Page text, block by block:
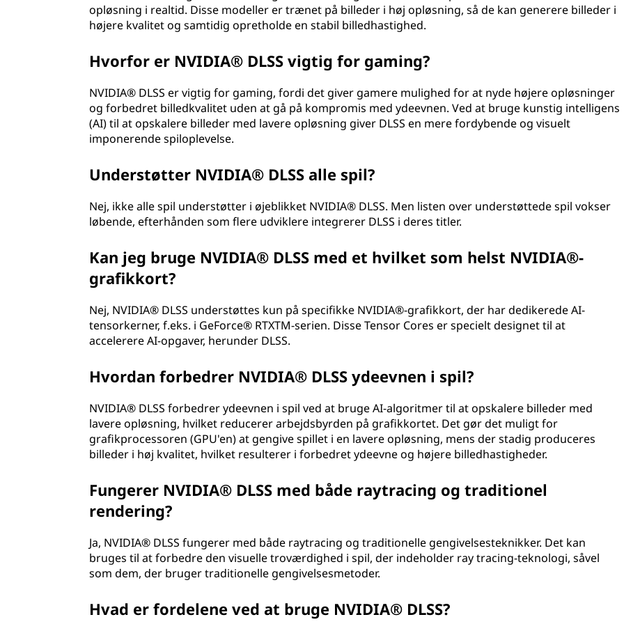
opløsning i realtid. Disse modeller er trænet på billeder i høj opløsning, så de kan generere billeder i
højere kvalitet og samtidig opretholde en stabil billedhastighed.
Hvorfor er NVIDIA® DLSS vigtig for gaming?
NVIDIA® DLSS er vigtig for gaming, fordi det giver gamere mulighed for at nyde højere opløsninger
og forbedret billedkvalitet uden at gå på kompromis med ydeevnen. Ved at bruge kunstig intelligens
(AI) til at opskalere billeder med lavere opløsning giver DLSS en mere fordybende og visuelt
imponerende spiloplevelse.
Understøtter NVIDIA® DLSS alle spil?
Nej, ikke alle spil understøtter i øjeblikket NVIDIA® DLSS. Men listen over understøttede spil vokser
løbende, efterhånden som flere udviklere integrerer DLSS i deres titler.
Kan jeg bruge NVIDIA® DLSS med et hvilket som helst NVIDIA®-
grafikkort?
Nej, NVIDIA® DLSS understøttes kun på specifikke NVIDIA®-grafikkort, der har dedikerede AI-
tensorkerner, f.eks. i GeForce® RTXTM-serien. Disse Tensor Cores er specielt designet til at
accelerere AI-opgaver, herunder DLSS.
Hvordan forbedrer NVIDIA® DLSS ydeevnen i spil?
NVIDIA® DLSS forbedrer ydeevnen i spil ved at bruge AI-algoritmer til at opskalere billeder med
lavere opløsning, hvilket reducerer arbejdsbyrden på grafikkortet. Det gør det muligt for
grafikprocessoren (GPU'en) at gengive spillet i en lavere opløsning, mens der stadig produceres
billeder i høj kvalitet, hvilket resulterer i forbedret ydeevne og højere billedhastigheder.
Fungerer NVIDIA® DLSS med både raytracing og traditionel
rendering?
Ja, NVIDIA® DLSS fungerer med både raytracing og traditionelle gengivelsesteknikker. Det kan
bruges til at forbedre den visuelle troværdighed i spil, der indeholder ray tracing-teknologi, såvel
som dem, der bruger traditionelle gengivelsesmetoder.
Hvad er fordelene ved at bruge NVIDIA® DLSS?